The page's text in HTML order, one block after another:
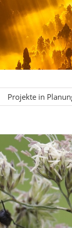
Projekte in